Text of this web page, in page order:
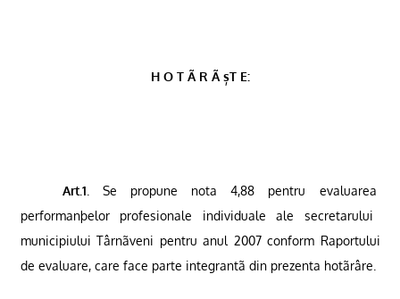
H O T Ã R Ã șT E:
Art.1
Se propune nota 4,88 pentru evaluarea
performanþelor profesionale individualeale secretarului
municipiului Târnãveni pentru anul 2007 conform Raportului
de evaluare, care face parte integrantã din prezenta hotãrâre.